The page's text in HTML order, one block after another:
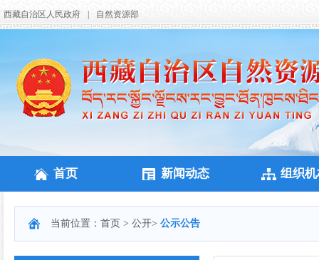
西藏自治区人民政府 自然资源部
首页 新闻动态 组织
当前位置： 首页 > 公开> 公示公告